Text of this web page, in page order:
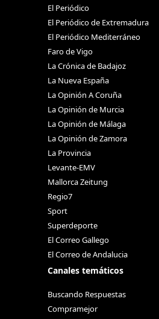
El Periódico
El Periódico de Extremadura
El Periódico Mediterráneo
Faro de Vigo
La Crónica de Badajoz
La Nueva España
La Opinión A Coruña
La Opinión de Murcia
La Opinión de Málaga
La Opinión de Zamora
La Provincia
Levante-EMV
Mallorca Zeitung
Regio7
Sport
Superdeporte
El Correo Gallego
El Correo de Andalucia
Canales temáticos
Buscando Respuestas
Compramejor